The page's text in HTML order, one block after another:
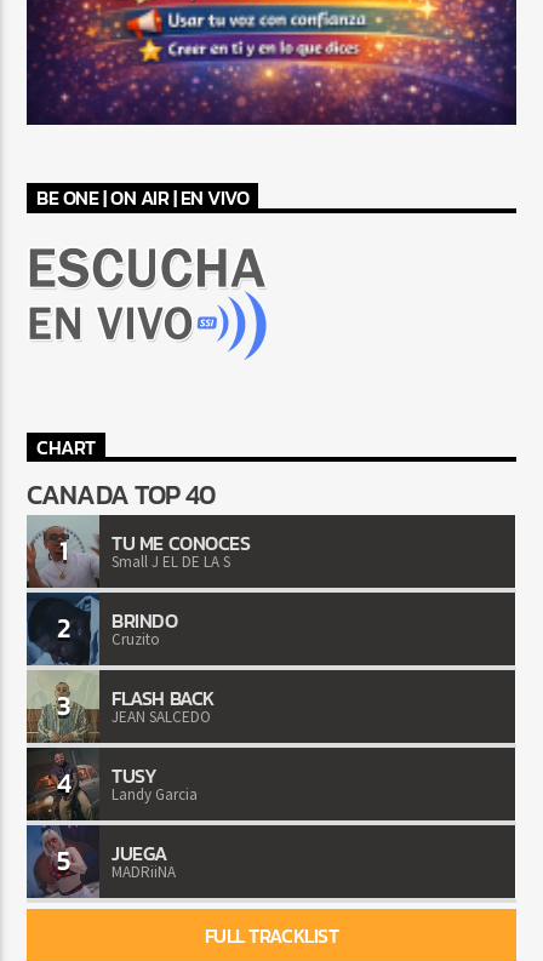
BE ONE | ON AIR | EN VIVO
CHART
CANADA TOP 40
1 TU ME CONOCES
Small J EL DE LA S
2 BRINDO
Cruzito
3 FLASH BACK
JEAN SALCEDO
4 TUSY
Landy Garcia
5 JUEGA
MADRiiNA
FULL TRACKLIST